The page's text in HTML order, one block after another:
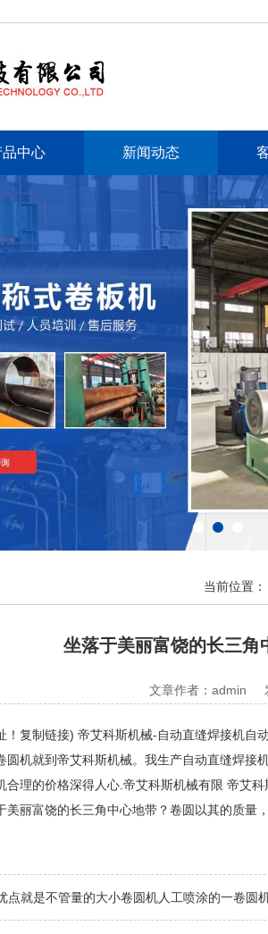
品中心 新闻动态
当前位置：
坐落于美丽富饶的长三
文章作者：admin
制链接) 帝艾科斯机械-自动直缝焊接机自动
就到帝艾科斯机械。我生产自动直缝焊接
合理的价格深得人心.帝艾科斯机械有限 帝艾
美丽富饶的长三角中心地带？卷圆以其的质量
点就是不管量的大小卷圆机人工喷涂的一卷圆